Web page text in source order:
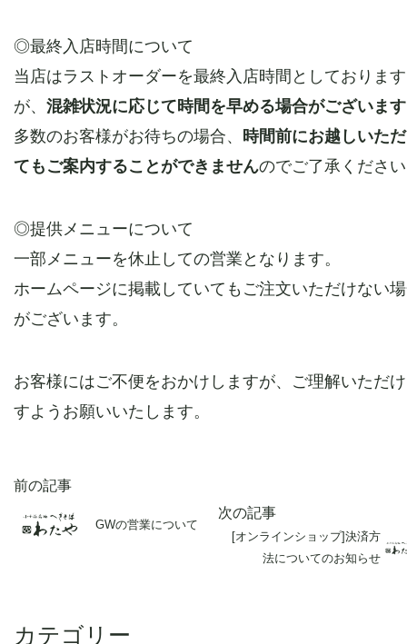
◎最終入店時間について
当店はラストオーダーを最終入店時間としております
が、 混雑状況に応じて時間を早める場合がございます
多数のお客様がお待ちの場合、 時間前にお越しいた
てもご案内することができませんのでご了承くださ
◎提供メニューについて
一部メニューを休止しての営業となります。
ホームページに掲載していてもご注文いただけない
がございます。
お客様にはご不便をおかけしますが、ご理解いただ
すようお願いいたします。
前の記事
GWの営業について
次の記事
[オンラインショップ]決済方
法についてのお知らせ
カテゴリー